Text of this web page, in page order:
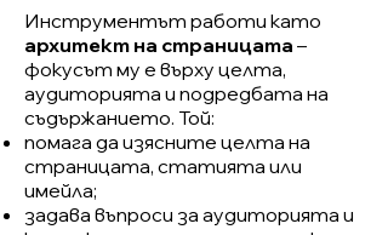
Инструментът работи като
архитект на страницата –
фокусът му е върху целта,
аудиторията и подредбата на
съдържанието. Той:
помага да изясните целта на
страницата, статията или
имейла;
задава въпроси за аудиторията и